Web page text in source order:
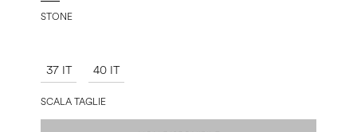
STONE
37 IT 40 IT
SCALA TAGLIE